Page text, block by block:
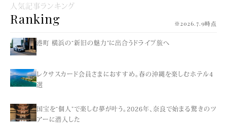
人気記事ランキング
Ranking ※2026.7.9時点
港町 横浜の“新旧の魅力”に出合うドライブ旅へ
レクサスカード会員さまにおすすめ。春の沖縄を楽しむホテル4
選
国宝を“個人”で楽しむ夢が叶う。2026年、奈良で始まる驚きのツ
アーに潜入した